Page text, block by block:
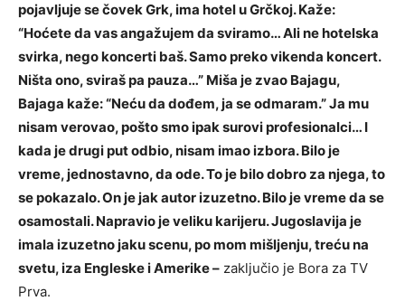
pojavljuje se čovek Grk, ima hotel u Grčkoj. Kaže:
“Hoćete da vas angažujem da sviramo… Ali ne hotelska
svirka, nego koncerti baš. Samo preko vikenda koncert.
Ništa ono, sviraš pa pauza…” Miša je zvao Bajagu,
Bajaga kaže: “Neću da dođem, ja se odmaram.” Ja mu
nisam verovao, pošto smo ipak surovi profesionalci… I
kada je drugi put odbio, nisam imao izbora. Bilo je
vreme, jednostavno, da ode. To je bilo dobro za njega, to
se pokazalo. On je jak autor izuzetno. Bilo je vreme da se
osamostali. Napravio je veliku karijeru. Jugoslavija je
imala izuzetno jaku scenu, po mom mišljenju, treću na
svetu, iza Engleske i Amerike – zaključio je Bora za TV
Prva.